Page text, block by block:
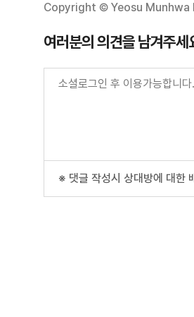
Copyright © Yeosu
여러분의 의견을 남겨주세
※ 댓글 작성시 상대방에 대한